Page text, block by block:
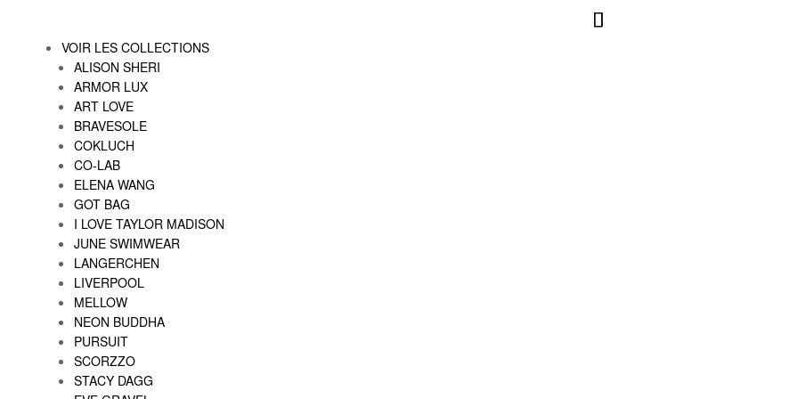
VOIR LES COLLECTIONS
ALISON SHERI
ARMOR LUX
ART LOVE
BRAVESOLE
COKLUCH
CO-LAB
ELENA WANG
GOT BAG
I LOVE TAYLOR MADISON
JUNE SWIMWEAR
LANGERCHEN
LIVERPOOL
MELLOW
NEON BUDDHA
PURSUIT
SCORZZO
STACY DAGG